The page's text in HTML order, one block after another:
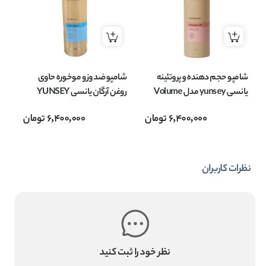
شامپو حجم دهنده و پروتئینه
یانسی yunsey مدل Volume
6,400,000تومان
شامپو ضد وز و موخوره حاوی
روغن آرگان یانسی YUNSEY
6,400,000تومان
نظرات کاربران
نظر خود را ثبت کنید